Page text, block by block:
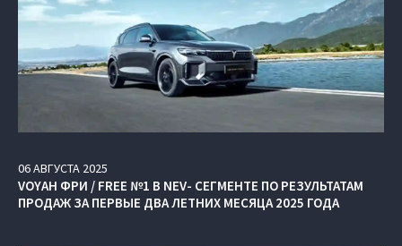
06АВГУСТА 2025
VOYAH ФРИ / FREE №1 В NEV- СЕГМЕНТЕ ПО РЕЗУЛЬТАТАМ
ПРОДАЖ ЗА ПЕРВЫЕ ДВА ЛЕТНИХ МЕСЯЦА 2025 ГОДА